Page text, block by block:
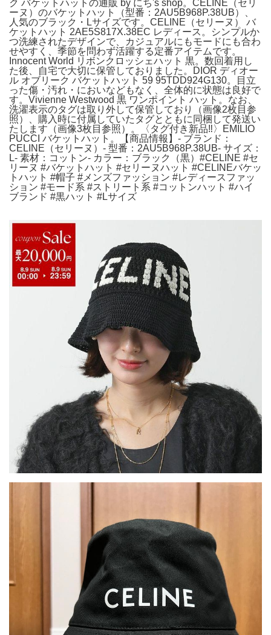
ク バケットハットの通販 by にち's shop。CELINE（セリ
ーヌ）のバケットハット（型番：2AU5B968P.38UB）、
人気のブラック・Lサイズです。CELINE（セリーヌ） バ
ケットハット 2AE5S817X.38EC レディース。シンプルか
つ洗練されたデザインで、カジュアルにもモードにも合わ
せやすく、季節を問わず活躍する定番アイテムです。
Innocent World リボンクロッシェハット 黒。数回着用し
た後、自宅で大切に保管しておりました。DIOR ディオー
ル オブリーク バケットハット 59 95TDD924G130。目立
った傷・汚れ・においなどもなく、全体的に状態は良好で
す。Vivienne Westwood 黒 ワンポイント ハット。なお、
洗濯表示のタグは取り外して保管しており（画像2枚目参
照）、購入時に付属していたタグとともに同梱して発送い
たします（画像3枚目参照）。〈タグ付き新品‼︎〉EMILIO
PUCCI バケットハット。【商品情報】- ブランド：
CELINE（セリーヌ）- 型番：2AU5B968P.38UB- サイズ：
L- 素材：コットン- カラー：ブラック（黒）#CELINE #セ
リーヌ #バケットハット #セリーヌハット #CELINEバケッ
トハット #帽子 #メンズファッション #レディースファッ
ション #モード系 #ストリート系 #コットンハット #ハイ
ブランド #黒ハット #Lサイズ